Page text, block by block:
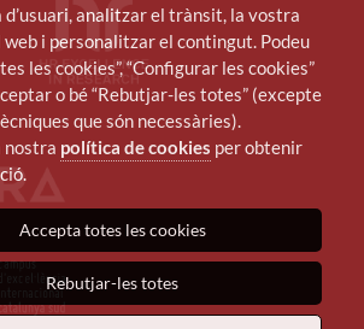
d’usuari, analitzar el trànsit, la vostra
web i personalitzar el contingut. Podeu
les cookies”, “Configurar les cookies”
o bé “Rebutjar-les totes” (excepte
que són necessàries).
nostra política de cookies per obtenir
Accepta totes les cookies
Rebutjar-les totes